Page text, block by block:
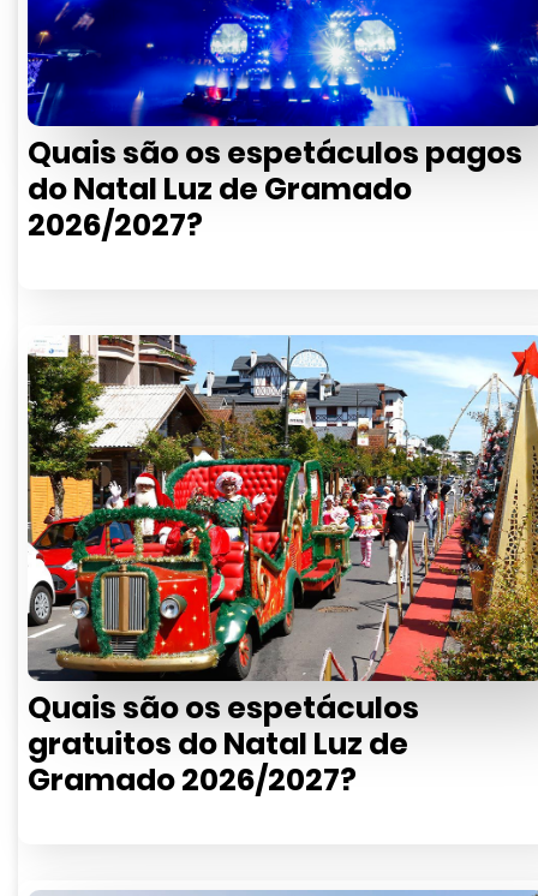
Quais são os espetáculos pagos
do Natal Luz de Gramado
2026/2027?
Quais são os espetáculos
gratuitos do Natal Luz de
Gramado 2026/2027?